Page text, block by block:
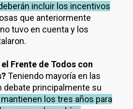
incluir los incentivos
que anteriormente
tuvo en cuenta y los
Frente de Todos con
Teniendo mayoría en las
debate principalmente su
los tres años para